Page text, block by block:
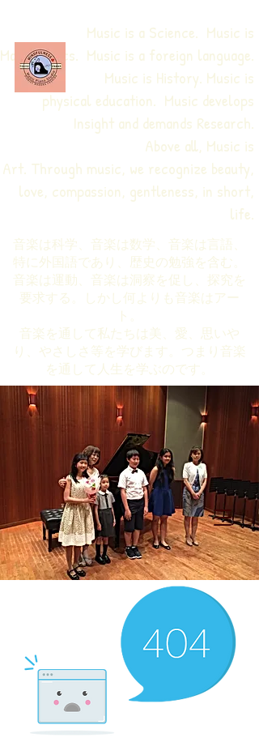
音楽は科学、音楽は数学、音楽は言語、
特に外国語であり、歴史の勉強を含む。
音楽は運動、音楽は洞察を促し、探究を
要求する。しかし何よりも音楽はアー
ト。
音楽を通して私たちは美、愛、思いや
り、やさしさ等を学びます。つまり音楽
を通して人生を学ぶのです。
Music is a Science. Music is
Mathematics. Music is a foreign language.
Music is History. Music is
physical education. Music develops
Insight and demands Research.
Above all, Music is
Art. Through music, we recognize beauty,
love, compassion, gentleness, in short,
life.